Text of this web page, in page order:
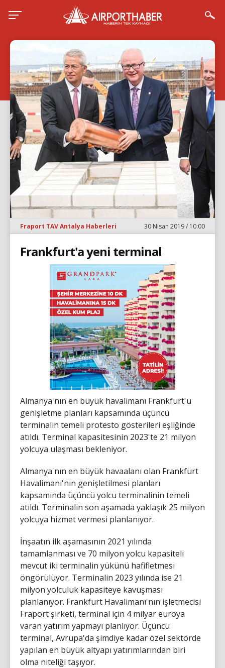
Fraport TAV Antalya Haberleri 30 Nisan 2019 / 10:00
Frankfurt'a yeni terminal
Almanya'nın en büyük havalimanı Frankfurt'u
genişletme planları kapsamında üçüncü
terminalin temeli protesto gösterileri eşliğinde
atıldı. Terminal kapasitesinin 2023'te 21 milyon
yolcuya ulaşması bekleniyor.
Almanya'nın en büyük havaalanı olan Frankfurt
Havalimanı'nın genişletilmesi planları
kapsamında üçüncü yolcu terminalinin temeli
atıldı. Terminalin son aşamada yaklaşık 25 milyon
yolcuya hizmet vermesi planlanıyor.
İnşaatın ilk aşamasının 2021 yılında
tamamlanması ve 70 milyon yolcu kapasiteli
mevcut iki terminalin yükünü hafifletmesi
öngörülüyor. Terminalin 2023 yılında ise 21
milyon yolculuk kapasiteye kavuşması
planlanıyor. Frankfurt Havalimanı'nın işletmecisi
Fraport şirketi, terminal için 4 milyar euroya
varan yatırım yapmayı planlıyor. Üçüncü
terminal, Avrupa'da şimdiye kadar özel sektörde
yapılan en büyük altyapı yatırımlarından biri
olma niteliği taşıyor.